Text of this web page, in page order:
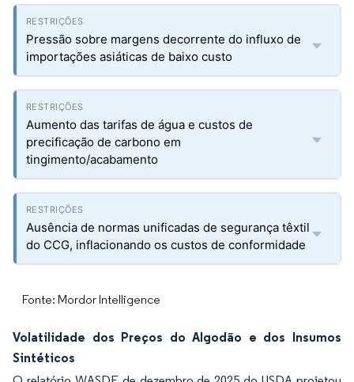
Pressão sobre margens decorrente do influxo de
importações asiáticas de baixo custo
Aumento das tarifas de água e custos de
precificação de carbono em
tingimento/acabamento
Ausência de normas unificadas de segurança têxtil
do CCG, inflacionando os custos de conformidade
Fonte: Mordor Intelligence
Volatilidade dos Preços do Algodão e dos Insumos
Sintéticos